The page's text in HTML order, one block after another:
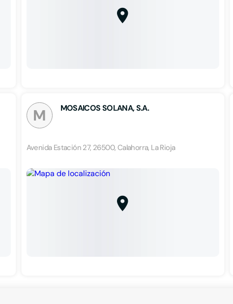
M MOSAICOS SOLANA, S.A.
Avenida Estación 27, 26500, Calahorra, La Rioja